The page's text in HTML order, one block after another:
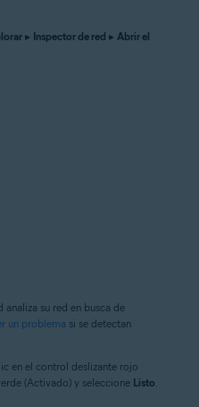
▸ Inspector de red ▸ Abrir el
analiza su red en busca de
un problema si se detectan
en el control deslizante rojo
(Activado) y seleccione Listo